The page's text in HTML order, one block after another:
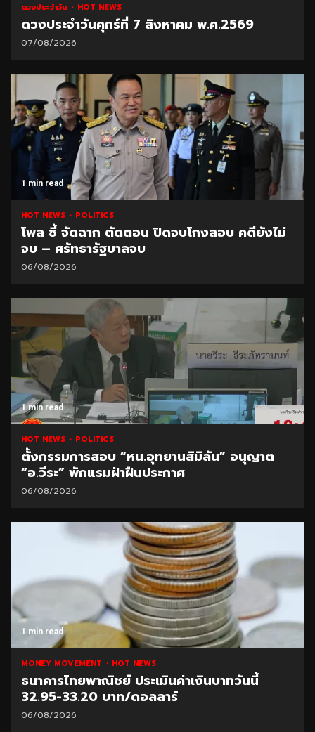
ดวงประจำวัน HOT NEWS
ดวงประจำวันศุกร์ที่ 7 สิงหาคม พ.ศ.2569
07/08/2026
1 min read
HOT NEWS POLITICS
โพล ชี้ จัดฉาก ตัดตอน ปิดจบโกงสอบ คดียังไม่
จบ – ศรัทธารัฐบาลจบ
06/08/2026
1 min read
HOT NEWS POLITICS
ตั้งกรรมการสอบ “หน.อุทยานสิมิลัน” อนุญาต
“อ.วีระ” พักแรมฝ่าฝืนประกาศ
06/08/2026
1 min read
MONEY MOVEMENT HOT NEWS
ธนาคารไทยพาณิชย์ ประเมินค่าเงินบาทวันนี้
32.95-33.20 บาท/ดอลลาร์
06/08/2026